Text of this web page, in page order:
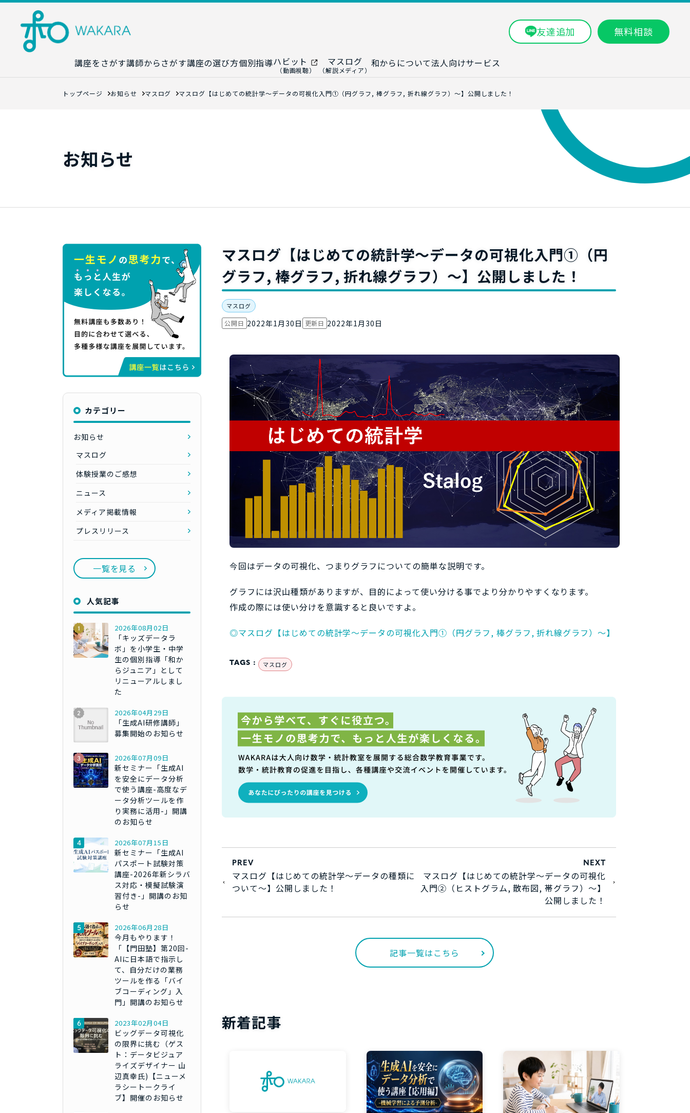
友達追加 無料相談
講座をさがす講師からさがす講座の選び方
講座カレンダー
個別指導
生成AI教室
ハビット
（動画視聴）
マスログ
（解説メディア）
和からについて法人向けサービス
研修プログラム一覧
トップページ お知らせ マスログ マスログ【はじめての統計学～データの可視化入門①（円グラフ, 棒グラフ, 折れ線グラフ）～】公開しました！
お知らせ
マスログ【はじめての統計学～データの可視化入門①（円
グラフ, 棒グラフ, 折れ線グラフ）～】公開しました！
マスログ
公開日 2022年1月30日 更新日 2022年1月30日
今回はデータの可視化、つまりグラフについての簡単な説明です。
グラフには沢山種類がありますが、目的によって使い分ける事でより分かりやすくなります。
作成の際には使い分けを意識すると良いですよ。
◎マスログ【はじめての統計学～データの可視化入門①（円グラフ, 棒グラフ, 折れ線グラフ）～】
TAGS : マスログ
PREV
マスログ【はじめての統計学～データの種類に
ついて～】公開しました！
NEXT
マスログ【はじめての統計学～データの可視化
入門②（ヒストグラム, 散布図, 帯グラフ）～】
公開しました！
記事一覧はこちら
新着記事
カテゴリー
お知らせ
マスログ
体験授業のご感想
ニュース
メディア掲載情報
プレスリリース
一覧を見る
人気記事
2026年08月02日
「キッズデータラ
ボ」を小学生・中学
生の個別指導「和か
らジュニア」として
リニューアルしまし
た
2026年04月29日
「生成AI研修講師」
募集開始のお知らせ
2026年07月09日
新セミナー「生成AI
を安全にデータ分析
で使う講座-高度なデ
ータ分析ツールを作
り実務に活用-」開講
のお知らせ
2026年07月15日
新セミナー「生成AI
パスポート試験対策
講座-2026年新シラバ
ス対応・模擬試験演
習付き-」開講のお知
らせ
2026年06月28日
今月もやります！
「【門田塾】第20回-
AIに日本語で指示し
て、自分だけの業務
ツールを作る「バイ
ブコーディング」入
門」開講のお知らせ
2023年02月04日
ビッグデータ可視化
の限界に挑む（ゲス
ト：データビジュア
ライズデザイナー 山
辺真幸氏)【ニューメ
ラシートークライ
ブ】開催のお知らせ